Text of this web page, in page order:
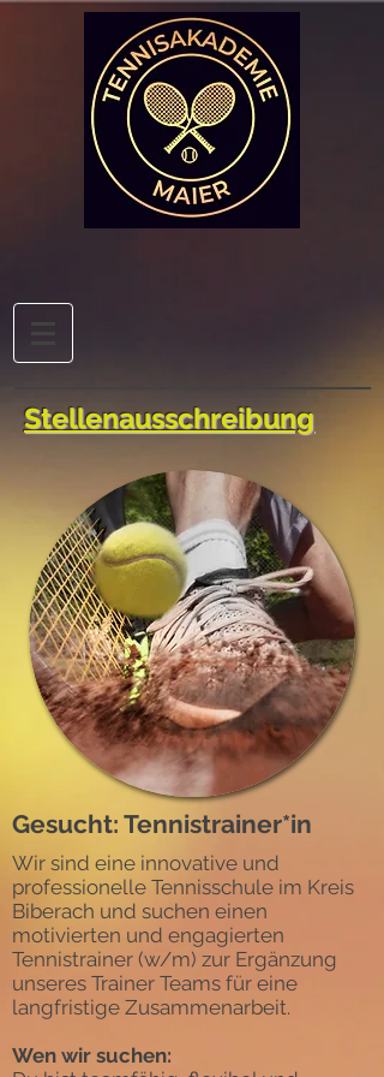
Stellenausschreibung
Gesucht: Tennistrainer*in
Wir sind eine innovative und
professionelle Tennisschule im Kreis
Biberach und suchen einen
motivierten und engagierten
Tennistrainer (w/m) zur Ergänzung
unseres Trainer Teams für eine
langfristige Zusammenarbeit.
Wen wir suchen: